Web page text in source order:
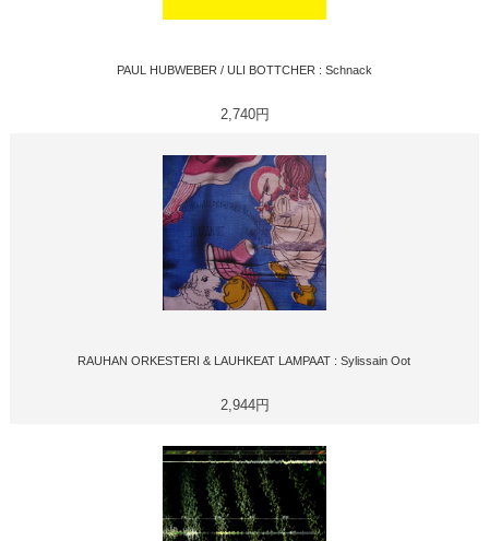
PAUL HUBWEBER / ULI BOTTCHER : Schnack
2,740円
RAUHAN ORKESTERI & LAUHKEAT LAMPAAT : Sylissain Oot
2,944円